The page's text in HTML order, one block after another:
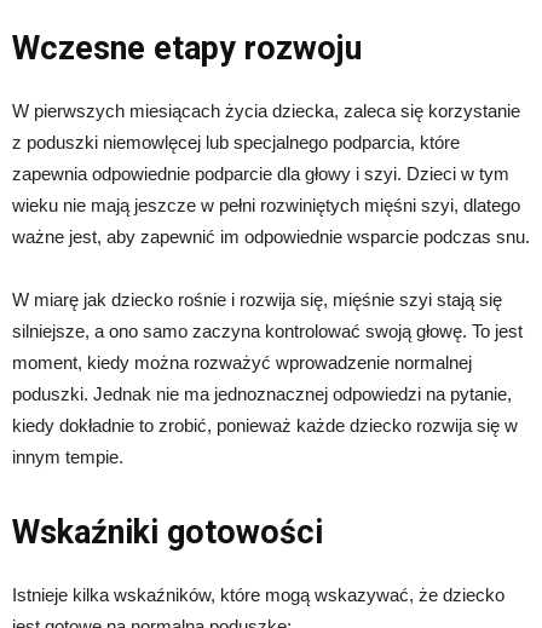
Wczesne etapy rozwoju
W pierwszych miesiącach życia dziecka, zaleca się korzystanie
z poduszki niemowlęcej lub specjalnego podparcia, które
zapewnia odpowiednie podparcie dla głowy i szyi. Dzieci w tym
wieku nie mają jeszcze w pełni rozwiniętych mięśni szyi, dlatego
ważne jest, aby zapewnić im odpowiednie wsparcie podczas snu.
W miarę jak dziecko rośnie i rozwija się, mięśnie szyi stają się
silniejsze, a ono samo zaczyna kontrolować swoją głowę. To jest
moment, kiedy można rozważyć wprowadzenie normalnej
poduszki. Jednak nie ma jednoznacznej odpowiedzi na pytanie,
kiedy dokładnie to zrobić, ponieważ każde dziecko rozwija się w
innym tempie.
Wskaźniki gotowości
Istnieje kilka wskaźników, które mogą wskazywać, że dziecko